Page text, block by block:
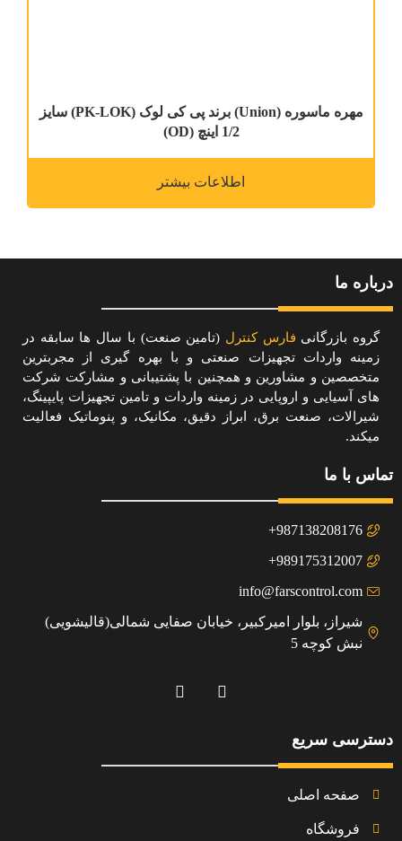
مهره ماسوره (Union) برند پی کی لوک (PK-LOK) سایز
1/2 اینچ (OD)
اطلاعات بیشتر
درباره ما
گروه بازرگانی فارس کنترل (تامین صنعت) با سال ها سابقه در
زمینه واردات تجهیزات صنعتی و با بهره گیری از مجربترین
متخصصین و مشاورین و همچنین با پشتیبانی و مشارکت شرکت
های آسیایی و اروپایی در زمینه واردات و تامین تجهیزات پایپینگ،
شیرالات، صنعت برق، ابراز دقیق، مکانیک، و پنوماتیک فعالیت
میکند.
تماس با ما
987138208176+
989175312007+
info@farscontrol.com
شیراز، بلوار امیرکبیر، خیابان صفایی شمالی(قالیشویی)
نبش کوچه 5
دسترسی سریع
صفحه اصلی
فروشگاه